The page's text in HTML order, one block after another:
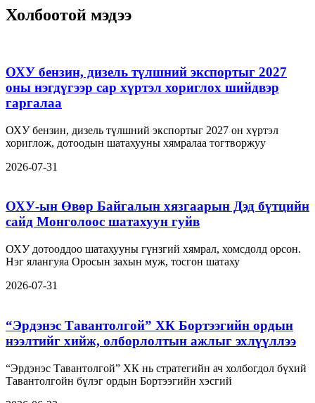
Холбоотой мэдээ
ОХУ бензин, дизель түлшний экспортыг 2027
оны нэгдүгээр сар хүртэл хориглох шийдвэр
гаргалаа
ОХУ бензин, дизель түлшний экспортыг 2027 он хүртэл
хориглож, дотоодын шатахууны хямралаа тогтворжуу
2026-07-31
ОХУ-ын Өвөр Байгалын хязгаарын Дэд бүтцийн
сайд Монголоос шатахуун гуйв
ОХУ дотооддоо шатахууны гүнзгий хямрал, хомсдолд орсон.
Нэг ялангуяа Оросын захын муж, тосгон шатаху
2026-07-31
“Эрдэнэс Тавантолгой” ХК Бортээгийн ордын
нээлтийг хийж, олборлолтын ажлыг эхлүүллээ
“Эрдэнэс Тавантолгой” ХК нь стратегийн ач холбогдол бүхий
Тавантолгойн бүлэг ордын Бортээгийн хэсгий